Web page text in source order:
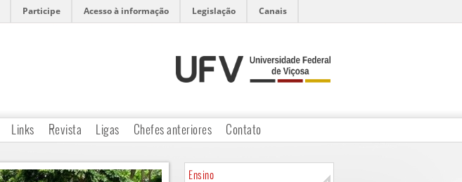
Participe Acesso à informação Legislação Canais
Links Revista Ligas Chefes anteriores Contato
Ensino